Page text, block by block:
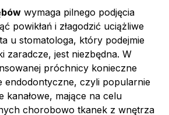
wymaga pilnego podjęcia
powikłań i złagodzić uciążliwe
u stomatologa, który podejmie
zaradcze, jest niezbędna. W
próchnicy konieczne
endodontyczne, czyli popularnie
kanałowe, mające na celu
chorobowo tkanek z wnętrza